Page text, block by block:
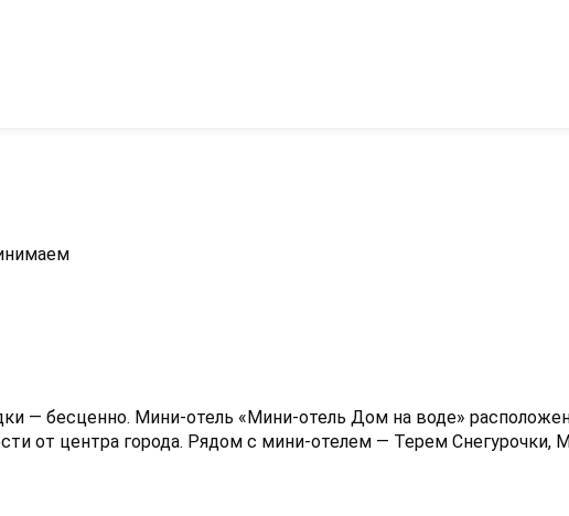
— бесценно. Мини-отель «Мини-отель Дом на воде»
от центра города. Рядом с мини-отелем — Терем Снегурочки,